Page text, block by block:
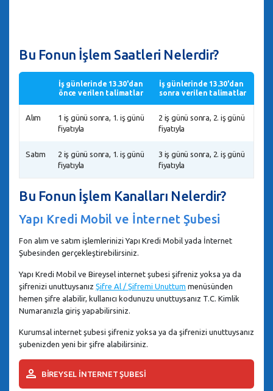
Bu Fonun İşlem Saatleri Nelerdir?
İş günlerinde 13.30'dan
önce verilen talimatlar
İş günlerinde 13.30'dan
sonra verilen talimatlar
Alım
1 iş günü sonra, 1. iş günü
fiyatıyla
2 iş günü sonra, 2. iş günü
fiyatıyla
Satım
2 iş günü sonra, 1. iş günü
fiyatıyla
3 iş günü sonra, 2. iş günü
fiyatıyla
Bu Fonun İşlem Kanalları Nelerdir?
Yapı Kredi Mobil ve İnternet Şubesi
Fon alım ve satım işlemlerinizi Yapı Kredi Mobil yada İnternet
Şubesinden gerçekleştirebilirsiniz.
Yapı Kredi Mobil ve Bireysel internet şubesi şifreniz yoksa ya da
şifrenizi unuttuysanız Şifre Al / Şifremi Unuttum menüsünden
hemen şifre alabilir, kullanıcı kodunuzu unuttuysanız T.C. Kimlik
Numaranızla giriş yapabilirsiniz.
Kurumsal internet şubesi şifreniz yoksa ya da şifrenizi unuttuysanız
şubenizden yeni bir şifre alabilirsiniz.
BİREYSEL İNTERNET ŞUBESİ